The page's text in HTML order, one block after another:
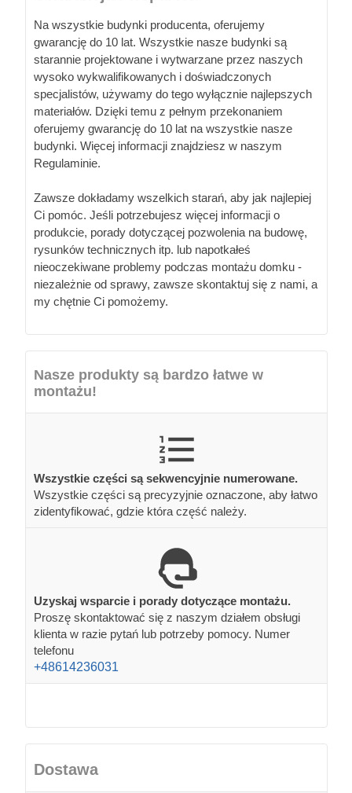
Na wszystkie budynki producenta, oferujemy
gwarancję do 10 lat. Wszystkie nasze budynki są
starannie projektowane i wytwarzane przez naszych
wysoko wykwalifikowanych i doświadczonych
specjalistów, używamy do tego wyłącznie najlepszych
materiałów. Dzięki temu z pełnym przekonaniem
oferujemy gwarancję do 10 lat na wszystkie nasze
budynki. Więcej informacji znajdziesz w naszym
Regulaminie.
Zawsze dokładamy wszelkich starań, aby jak najlepiej
Ci pomóc. Jeśli potrzebujesz więcej informacji o
produkcie, porady dotyczącej pozwolenia na budowę,
rysunków technicznych itp. lub napotkałeś
nieoczekiwane problemy podczas montażu domku -
niezależnie od sprawy, zawsze skontaktuj się z nami, a
my chętnie Ci pomożemy.
Nasze produkty są bardzo łatwe w
montażu!
Wszystkie części są sekwencyjnie numerowane.
Wszystkie części są precyzyjnie oznaczone, aby łatwo
zidentyfikować, gdzie która część należy.
Uzyskaj wsparcie i porady dotyczące montażu.
Proszę skontaktować się z naszym działem obsługi
klienta w razie pytań lub potrzeby pomocy. Numer
telefonu
+48614236031
Dostawa